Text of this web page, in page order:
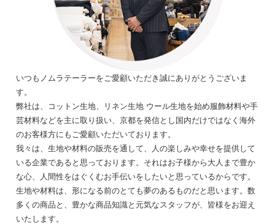
いつもノムラテーラーをご愛顧いただき誠にありがとうございま
す。
弊社は、コットン生地、リネン生地 ウール生地を始め服飾材料や手
芸材料などを主に取り扱い、京都を発信とし国内だけではなく海外
のお客様方にもご愛顧いただいております。
我々は、生地や材料の販売を通して、人の楽しみや幸せを提供して
いる企業であると思っております。それはお子様から大人まで豊か
な心、人間性をはぐくむお手伝いをしたいと思っているからです。
生地や材料は、形になる前のとても夢のあるものだと思います。数
多くの商品と、豊かな商品知識と元気なスタッフが、皆様をお迎え
いたします。